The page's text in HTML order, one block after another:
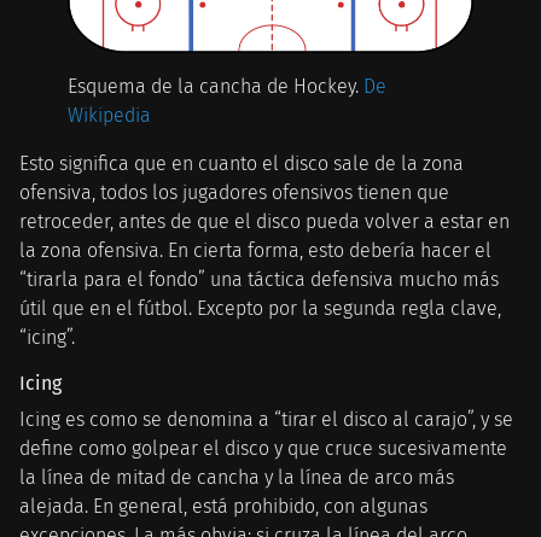
Esquema de la cancha de Hockey. De
Wikipedia
Esto significa que en cuanto el disco sale de la zona
ofensiva, todos los jugadores ofensivos tienen que
retroceder, antes de que el disco pueda volver a estar en
la zona ofensiva. En cierta forma, esto debería hacer el
“tirarla para el fondo” una táctica defensiva mucho más
útil que en el fútbol. Excepto por la segunda regla clave,
“icing”.
Icing
Icing es como se denomina a “tirar el disco al carajo”, y se
define como golpear el disco y que cruce sucesivamente
la línea de mitad de cancha y la línea de arco más
alejada. En general, está prohibido, con algunas